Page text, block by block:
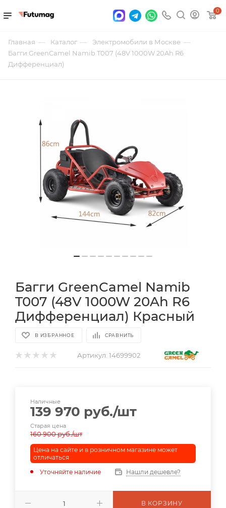
0
Главная — Каталог — Электромобили в Москве —
Багги GreenCamel Namib T007 (48V 1000W 20Ah R6
Дифференциал)
Багги GreenCamel Namib
T007 (48V 1000W 20Ah R6
Дифференциал) Красный
В ИЗБРАННОЕ СРАВНИТЬ
Артикул: 14699902
Наличные
139 970 руб./шт
Старая цена
160 900руб./шт
Цена на сайте и в розничном магазине может
отличаться
Уточняйте наличие
Нашли дешевле?
В КОРЗИНУ